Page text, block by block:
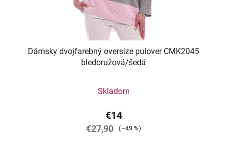
Dámsky dvojfarebný oversize pulover CMK2045
bledoružová/šedá
Skladom
€14
€27,90 (–49 %)